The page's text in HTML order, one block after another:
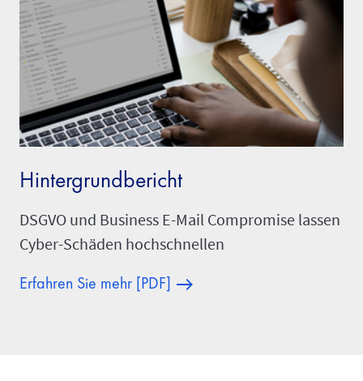
Hintergrundbericht
DSGVO und Business E-Mail Compromise lassen
Cyber-Schäden hochschnellen
Erfahren Sie mehr [PDF]